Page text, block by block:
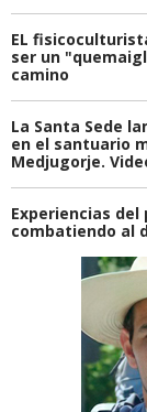
EL
ser un
camino
La Santa Sede
en el santuario
Medjugorje.
Experiencias del
combatiendo al